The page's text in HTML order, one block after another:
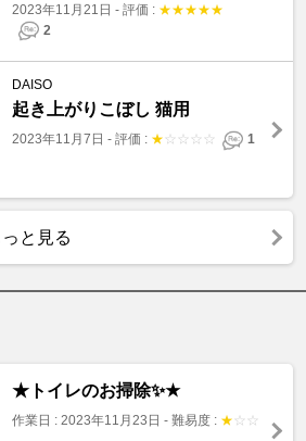
2023年11月21日 - 評価 : ★★★★★
2
DAISO
起き上がりこぼし 猫用
2023年11月7日 - 評価 : ★ ☆ ☆ ☆ ☆ 1
と見る
★トイレのお掃除✨★
作業日 : 2023年11月23日 - 難易度 : ★ ☆ ☆